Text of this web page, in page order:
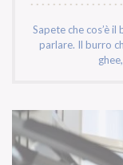
Sapete che cos’è
parlare. Il burro